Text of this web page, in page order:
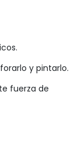
y pintarlo.
fuerza de